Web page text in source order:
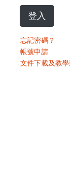
登入
忘記密碼？
帳號申請
文件下載及教